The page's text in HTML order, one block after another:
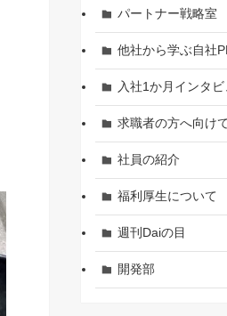
パートナー戦略室
他社から学ぶ自社
入社1か月インタビ
求職者の方へ向け
社員の紹介
福利厚生について
週刊Daiの目
開発部